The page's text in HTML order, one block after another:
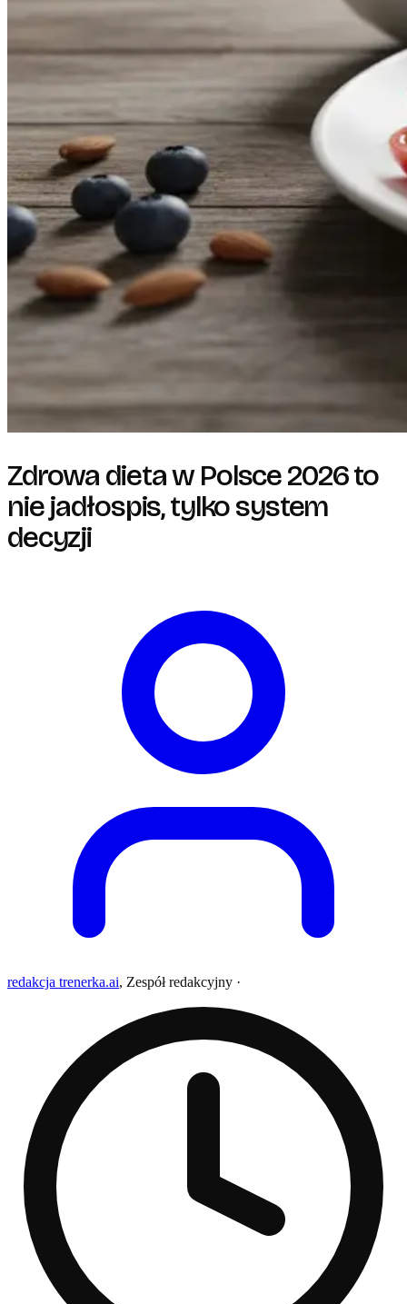
Zdrowa dieta w Polsce 2026 to
nie jadłospis, tylko system
decyzji
redakcja trenerka.ai, Zespół redakcyjny ·